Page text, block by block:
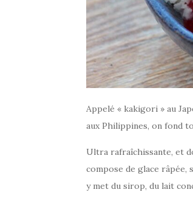
Appelé « kakigori » au
aux Philippines, on fond
Ultra rafraîchissante, et
compose de glace
y met du sirop, du lait